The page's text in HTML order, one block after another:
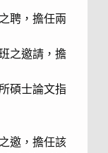
聘，擔任兩
之邀請，擔
碩士論文指
邀，擔任該